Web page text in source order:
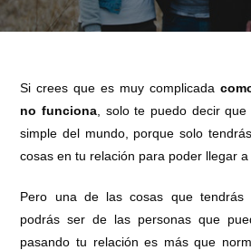
Si crees que es muy complicada
no funciona , solo te puedo decir
simple del mundo, porque solo
cosas en tu relación para poder llegar a
Pero una de las cosas que tendrás
podrás ser de las personas que
pasando tu relación es más que